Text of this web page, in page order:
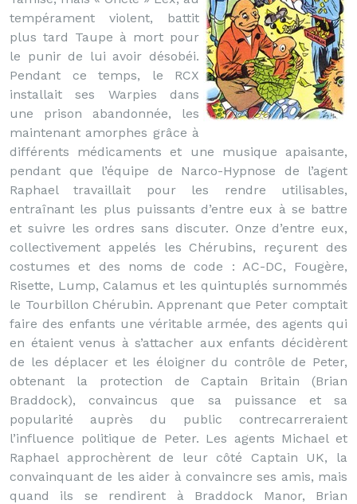
tempérament violent, battit
plus tard Taupe à mort pour
le punir de lui avoir désobéi.
Pendant ce temps, le RCX
installait ses Warpies dans
une prison abandonnée, les
maintenant amorphes grâce à
différents médicaments et une musique apaisante,
pendant que l’équipe de Narco-Hypnose de l’agent
Raphael travaillait pour les rendre utilisables,
entraînant les plus puissants d’entre eux à se battre
et suivre les ordres sans discuter. Onze d’entre eux,
collectivement appelés les Chérubins, reçurent des
costumes et des noms de code : AC-DC, Fougère,
Risette, Lump, Calamus et les quintuplés surnommés
le Tourbillon Chérubin. Apprenant que Peter comptait
faire des enfants une véritable armée, des agents qui
en étaient venus à s’attacher aux enfants décidèrent
de les déplacer et les éloigner du contrôle de Peter,
obtenant la protection de Captain Britain (Brian
Braddock), convaincus que sa puissance et sa
popularité auprès du public contrecarreraient
l’influence politique de Peter. Les agents Michael et
Raphael approchèrent de leur côté Captain UK, la
convainquant de les aider à convaincre ses amis, mais
quand ils se rendirent à Braddock Manor, Brian